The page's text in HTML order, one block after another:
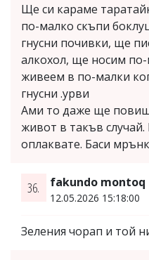
Ще си караме
по-малко скъпи
гнусни почивки, ще
алкохол, ще носим
живеем в по-малки
гнусни .урви
Ами то даже ще
живот в такъв
оплаквате. Баси
36. fakundo montoq
12.05.2026 15:18:00
Зеления чорап и той